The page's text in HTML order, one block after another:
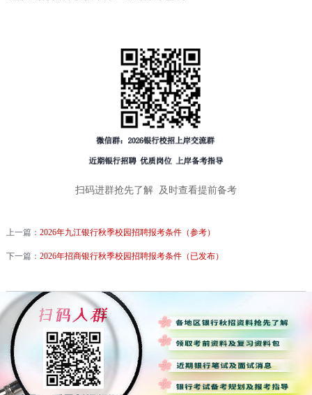
扫码进群抢先了解 及时查看提前备考
上一篇： 2026年九江银行秋季校园招聘报考条件（参考）
下一篇： 2026年招商银行秋季校园招聘报考条件（已发布）